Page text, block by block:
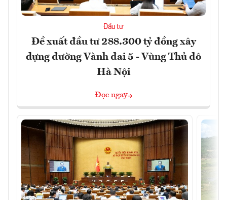
Đầu tư
Đề xuất đầu tư 288.300 tỷ đồng xây
dựng đường Vành đai 5 - Vùng Thủ đô
Hà Nội
Đọc ngay